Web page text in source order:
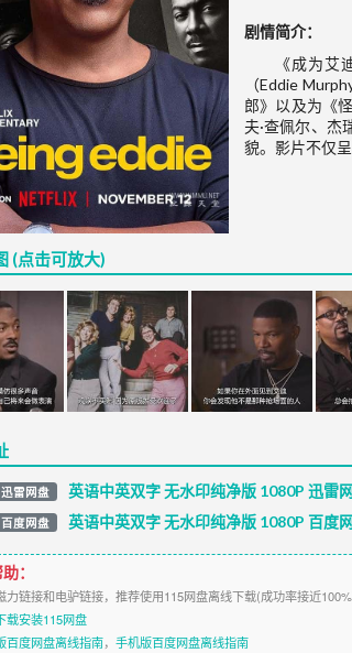
剧情简介：
《成为艾
（Eddie
郎》以及为《
夫·查佩尔、杰
貌。影片不仅
(点击可放大)
迅雷网盘 英语中英双字 无水印纯净版 1080P 迅雷
百度网盘 英语中英双字 无水印纯净版 1080P 百度
：
力链接和电驴链接，推荐使用115网盘离线下载(成功率接近
载安装115网盘
百度网盘离线指南， 手机版百度网盘离线指南